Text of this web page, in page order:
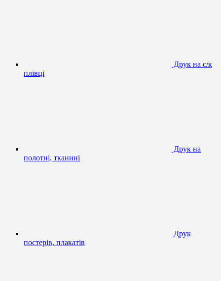
Друк на с/к
плівці
Друк на
полотні, тканині
Друк
постерів, плакатів